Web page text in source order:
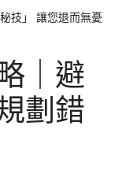
技」 讓您退而無憂
｜避
劃錯